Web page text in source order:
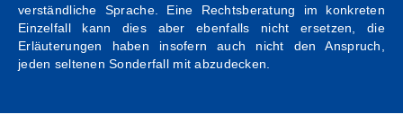
Rechtsgebiete
Steuerberatung
verständliche Sprache. Eine Rechtsberatung im konkreten
Einzelfall kann dies aber ebenfalls nicht ersetzen, die
Erläuterungen haben insofern auch nicht den Anspruch,
jeden seltenen Sonderfall mit abzudecken.